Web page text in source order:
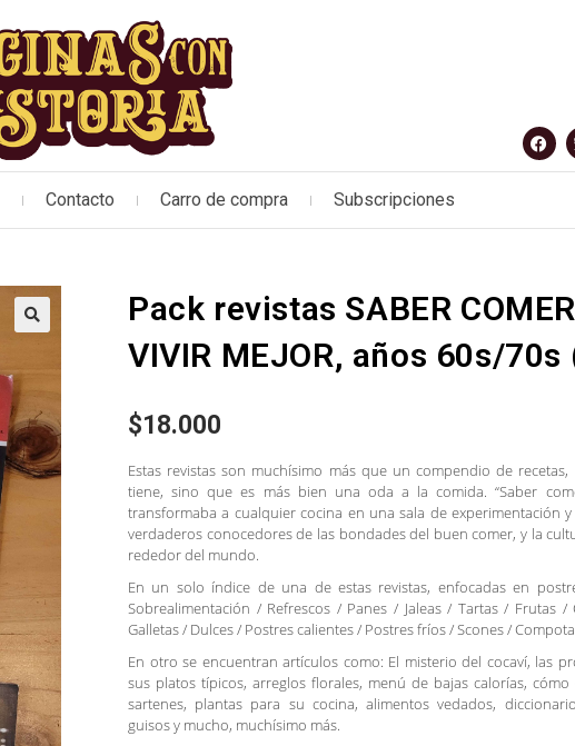
Contacto Carro de compra Subscripciones
Pack revistas SABER
VIVIR MEJOR, años 60s/70s
$18.000
Estas revistas son muchísimo más que un compendio de
tiene, sino que es más bien una oda a la comida. “Saber
transformaba a cualquier cocina en una sala de experimentación
verdaderos conocedores de las bondades del buen comer, y la
rededor del mundo.
En un solo índice de una de estas revistas, enfocadas en
Sobrealimentación / Refrescos / Panes / Jaleas / Tartas / Frutas
Galletas / Dulces / Postres calientes / Postres fríos / Scones /
En otro se encuentran artículos como: El misterio del cocaví, las
sus platos típicos, arreglos florales, menú de bajas calorías,
sartenes, plantas para su cocina, alimentos vedados,
guisos y mucho, muchísimo más.